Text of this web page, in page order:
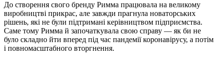
До створення свого бренду Римма працювала на великому
виробництві прикрас, але завжди прагнула новаторських
рішень, які не були підтримані керівництвом підприємства.
Саме тому Римма й започаткувала свою справу — як би не
було складно йти вперед під час пандемії коронавірусу, а потім
і повномасштабного вторгнення.